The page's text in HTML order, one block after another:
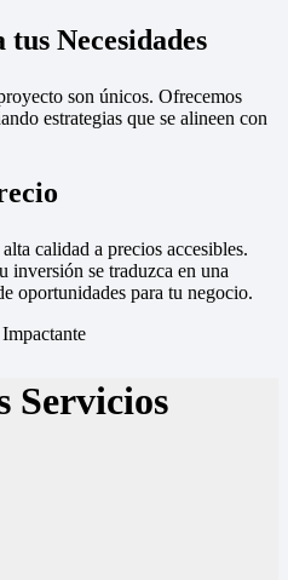
Necesidades
son únicos. Ofrecemos
estrategias que se alineen con
calidad a precios accesibles.
inversión se traduzca en una
oportunidades para tu negocio.
Servicios